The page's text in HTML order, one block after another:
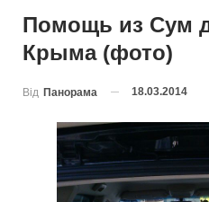
Помощь из Сум
Крыма (фото)
Від Панорама 18.03.2014